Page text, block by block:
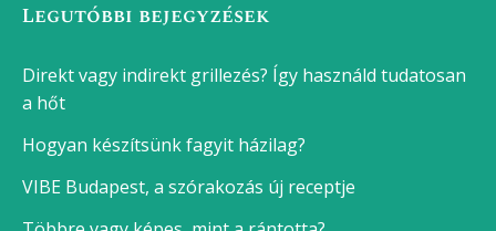
Legutóbbi bejegyzések
Direkt vagy indirekt grillezés? Így használd tudatosan
a hőt
Hogyan készítsünk fagyit házilag?
VIBE Budapest, a szórakozás új receptje